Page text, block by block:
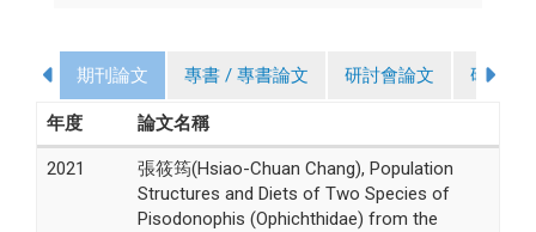
期刊論文 專書 / 專書論文 研討會論文 研究計
年度 論文名稱
2021
張筱筠(Hsiao-Chuan Chang), Population
Structures and Diets of Two Species of
Pisodonophis (Ophichthidae) from the